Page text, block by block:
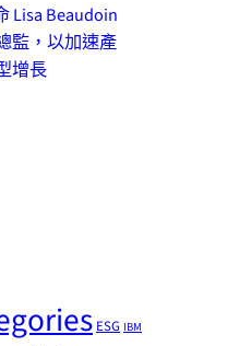
Lisa Beaudoin
監，以加速產
增長
ESG IBM